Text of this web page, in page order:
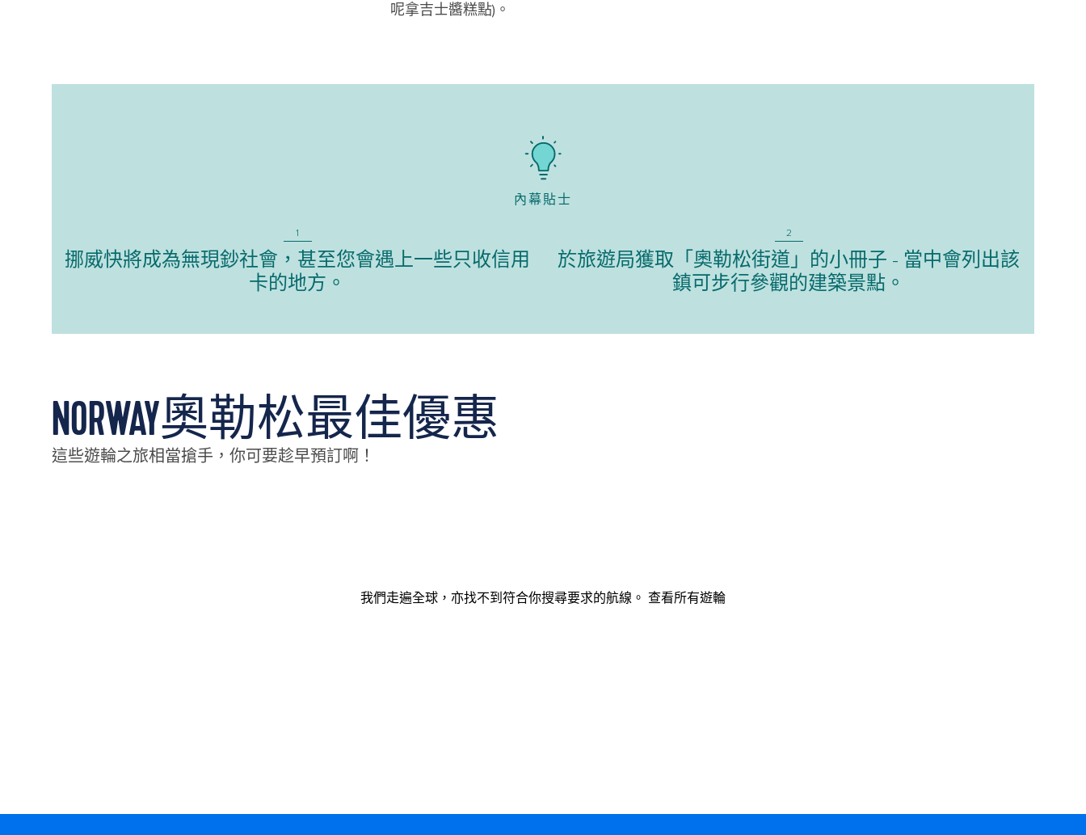
呢拿吉士醬糕點)。
內幕貼士
1
挪威快將成為無現鈔社會，甚至您會遇上一些只收信用
卡的地方。
2
於旅遊局獲取「奧勒松街道」的小冊子 - 當中會列出該
鎮可步行參觀的建築景點。
NORWAY奧勒松最佳優惠
這些遊輪之旅相當搶手，你可要趁早預訂啊！
我們走遍全球，亦找不到符合你搜尋要求的航線。 查看所有遊輪